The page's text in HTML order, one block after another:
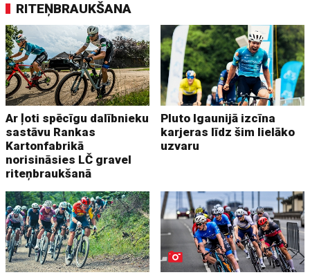
RITEŅBRAUKŠANA
Ar ļoti spēcīgu dalībnieku
sastāvu Rankas
Kartonfabrikā
norisināsies LČ gravel
riteņbraukšanā
Pluto Igaunijā izcīna
karjeras līdz šim lielāko
uzvaru